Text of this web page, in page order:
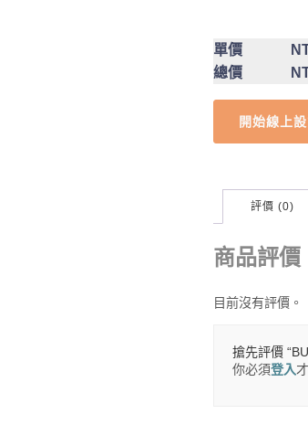
單價
總價
開始線上
評價 (0)
商品評價
目前沒有評價。
搶先評價
你必須登入